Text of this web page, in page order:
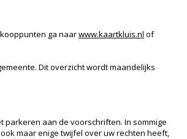
ga naarwww.kaartkluis.nl of
Dit overzicht wordt maandelijks
parkeren aan de voorschriften. In sommige
maar enige twijfel over uw rechten heeft,